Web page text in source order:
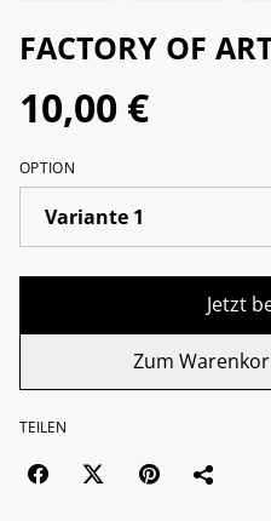
FACTORY OF
10,00 €
OPTION
Jetzt
Zum
TEILEN